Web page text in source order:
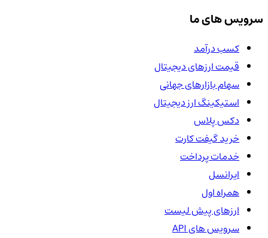
سرویس های ما
کسب درآمد
قیمت ارزهای دیجیتال
سهام بازارهای جهانی
استیکینگ ارز دیجیتال
دکس پلاس
خرید گیفت کارت
خدمات پرداخت
ایرانسل
همراه اول
ارزهای پیش لیست
سرویس های API